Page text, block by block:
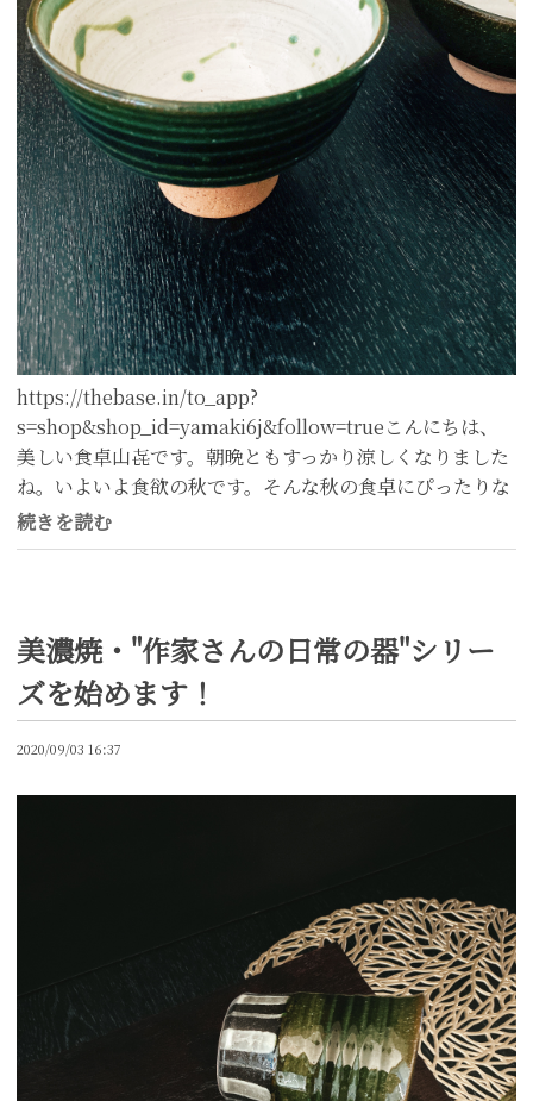
https://thebase.in/to_app?
s=shop&shop_id=yamaki6j&follow=trueこんにちは、
美しい食卓山㐂です。朝晩ともすっかり涼しくなりました
ね。いよいよ食欲の秋です。そんな秋の食卓にぴったりな
匠の器が入荷...
続きを読む
美濃焼・"作家さんの日常の器"シリー
ズを始めます！
2020/09/03 16:37